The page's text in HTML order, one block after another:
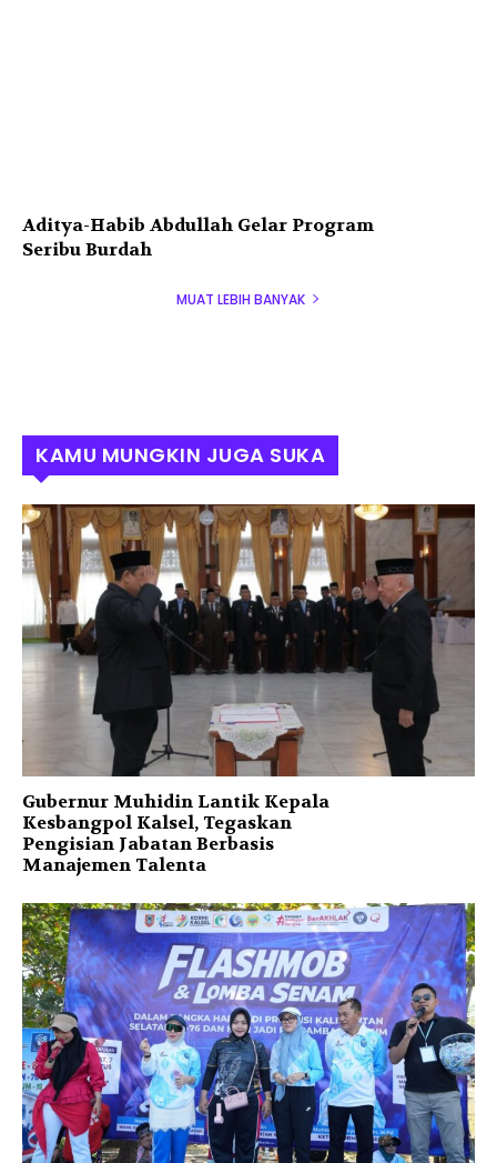
Aditya-Habib Abdullah Gelar Program
Seribu Burdah
MUAT LEBIH BANYAK
KAMU MUNGKIN JUGA SUKA
Gubernur Muhidin Lantik Kepala
Kesbangpol Kalsel, Tegaskan
Pengisian Jabatan Berbasis
Manajemen Talenta